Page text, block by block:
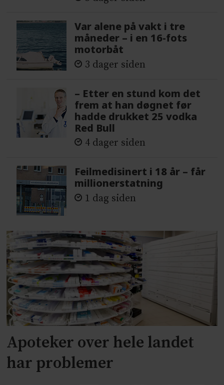
Var alene på vakt i tre
måneder – i en 16-fots
motorbåt
3 dager siden
– Etter en stund kom det
frem at han døgnet før
hadde drukket 25 vodka
Red Bull
4 dager siden
Feilmedisinert i 18 år – får
millionerstatning
1 dag siden
Apoteker over hele landet
har problemer